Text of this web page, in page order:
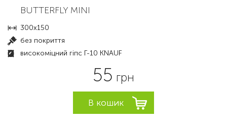
BUTTERFLY MINI
300х150
без покриття
високоміцний гіпс Г-10 KNAUF
55 грн